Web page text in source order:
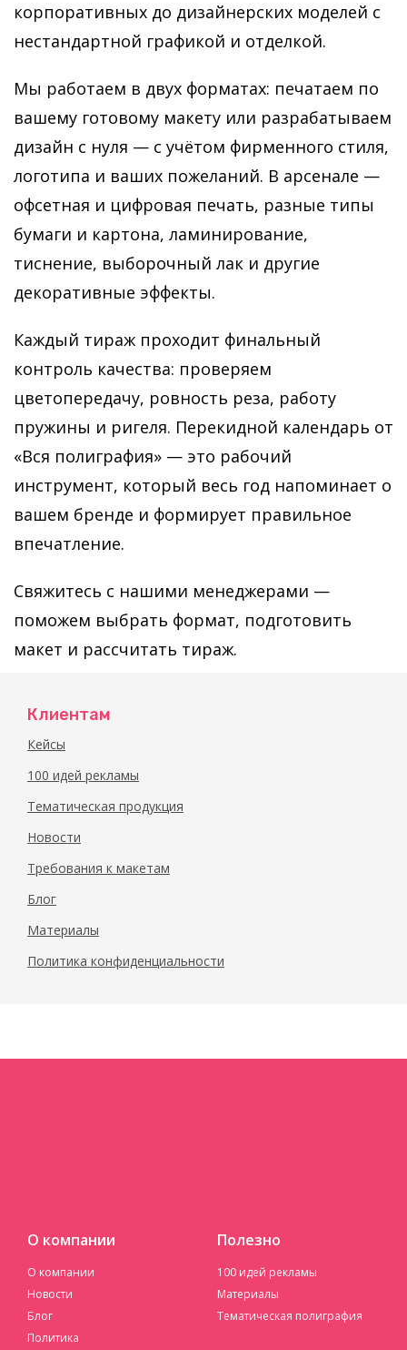
корпоративных до дизайнерских моделей с
нестандартной графикой и отделкой.
Мы работаем в двух форматах: печатаем по
вашему готовому макету или разрабатываем
дизайн с нуля — с учётом фирменного стиля,
логотипа и ваших пожеланий. В арсенале —
офсетная и цифровая печать, разные типы
бумаги и картона, ламинирование,
тиснение, выборочный лак и другие
декоративные эффекты.
Каждый тираж проходит финальный
контроль качества: проверяем
цветопередачу, ровность реза, работу
пружины и ригеля. Перекидной календарь от
«Вся полиграфия» — это рабочий
инструмент, который весь год напоминает о
вашем бренде и формирует правильное
впечатление.
Свяжитесь с нашими менеджерами —
поможем выбрать формат, подготовить
макет и рассчитать тираж.
Клиентам
Кейсы
100 идей рекламы
Тематическая продукция
Новости
Требования к макетам
Блог
Материалы
Политика конфиденциальности
О компании
О компании
Новости
Блог
Политика
Полезно
100 идей рекламы
Материалы
Тематическая полиграфия